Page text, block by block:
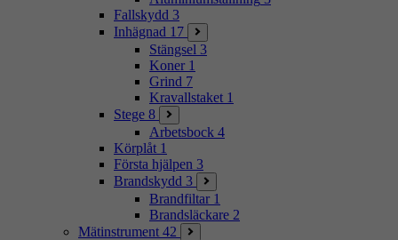
Fallskydd 3
Inhägnad 17
Stängsel 3
Koner 1
Grind 7
Kravallstaket 1
Stege 8
Arbetsbock 4
Körplåt 1
Första hjälpen 3
Brandskydd 3
Brandfiltar 1
Brandsläckare 2
Mätinstrument 42